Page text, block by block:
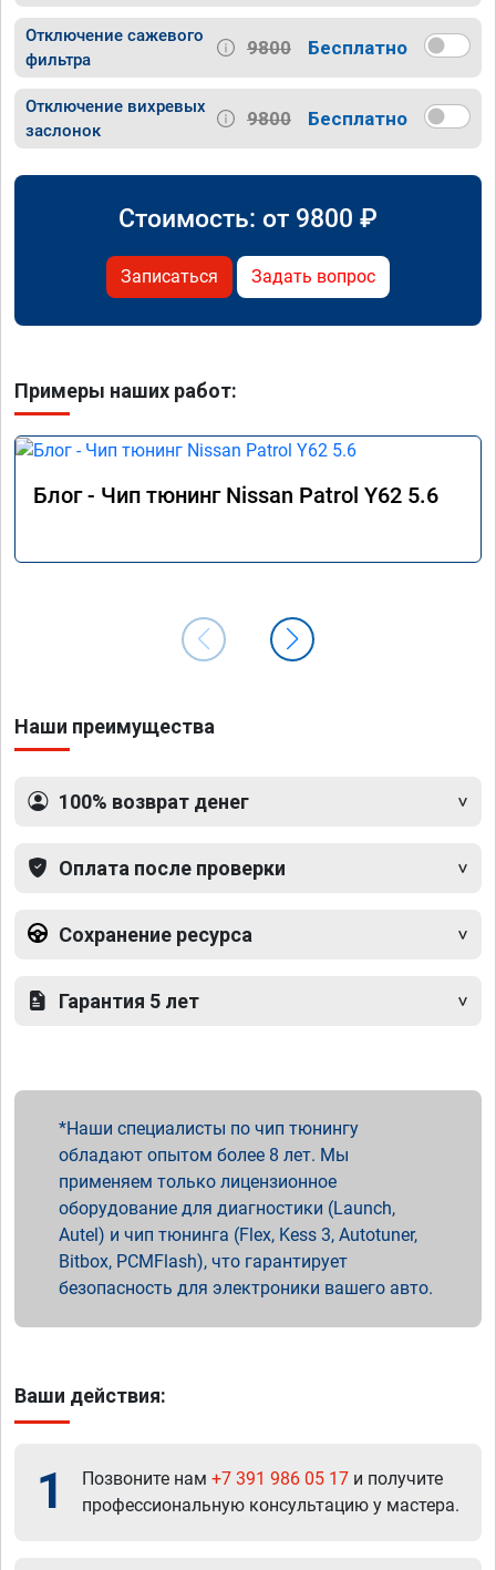
Отключение сажевого
фильтра
9800 Бесплатно
Отключение вихревых
заслонок
9800 Бесплатно
Стоимость: от 9800 ₽
Записаться Задать вопрос
Примеры наших работ:
Блог - Чип тюнинг Nissan Patrol Y62 5.6
Наши преимущества
100% возврат денег
Оплата после проверки
Сохранение ресурса
Гарантия 5 лет
Наши специалисты по чип тюнингу
обладают опытом более 8 лет. Мы
применяем только лицензионное
оборудование для диагностики (Launch,
Autel) и чип тюнинга (Flex, Kess 3, Autotuner,
Bitbox, PCMFlash), что гарантирует
безопасность для электроники вашего авто.
Ваши действия:
1 Позвоните нам +7 391 986 05 17 и получите
профессиональную консультацию у мастера.